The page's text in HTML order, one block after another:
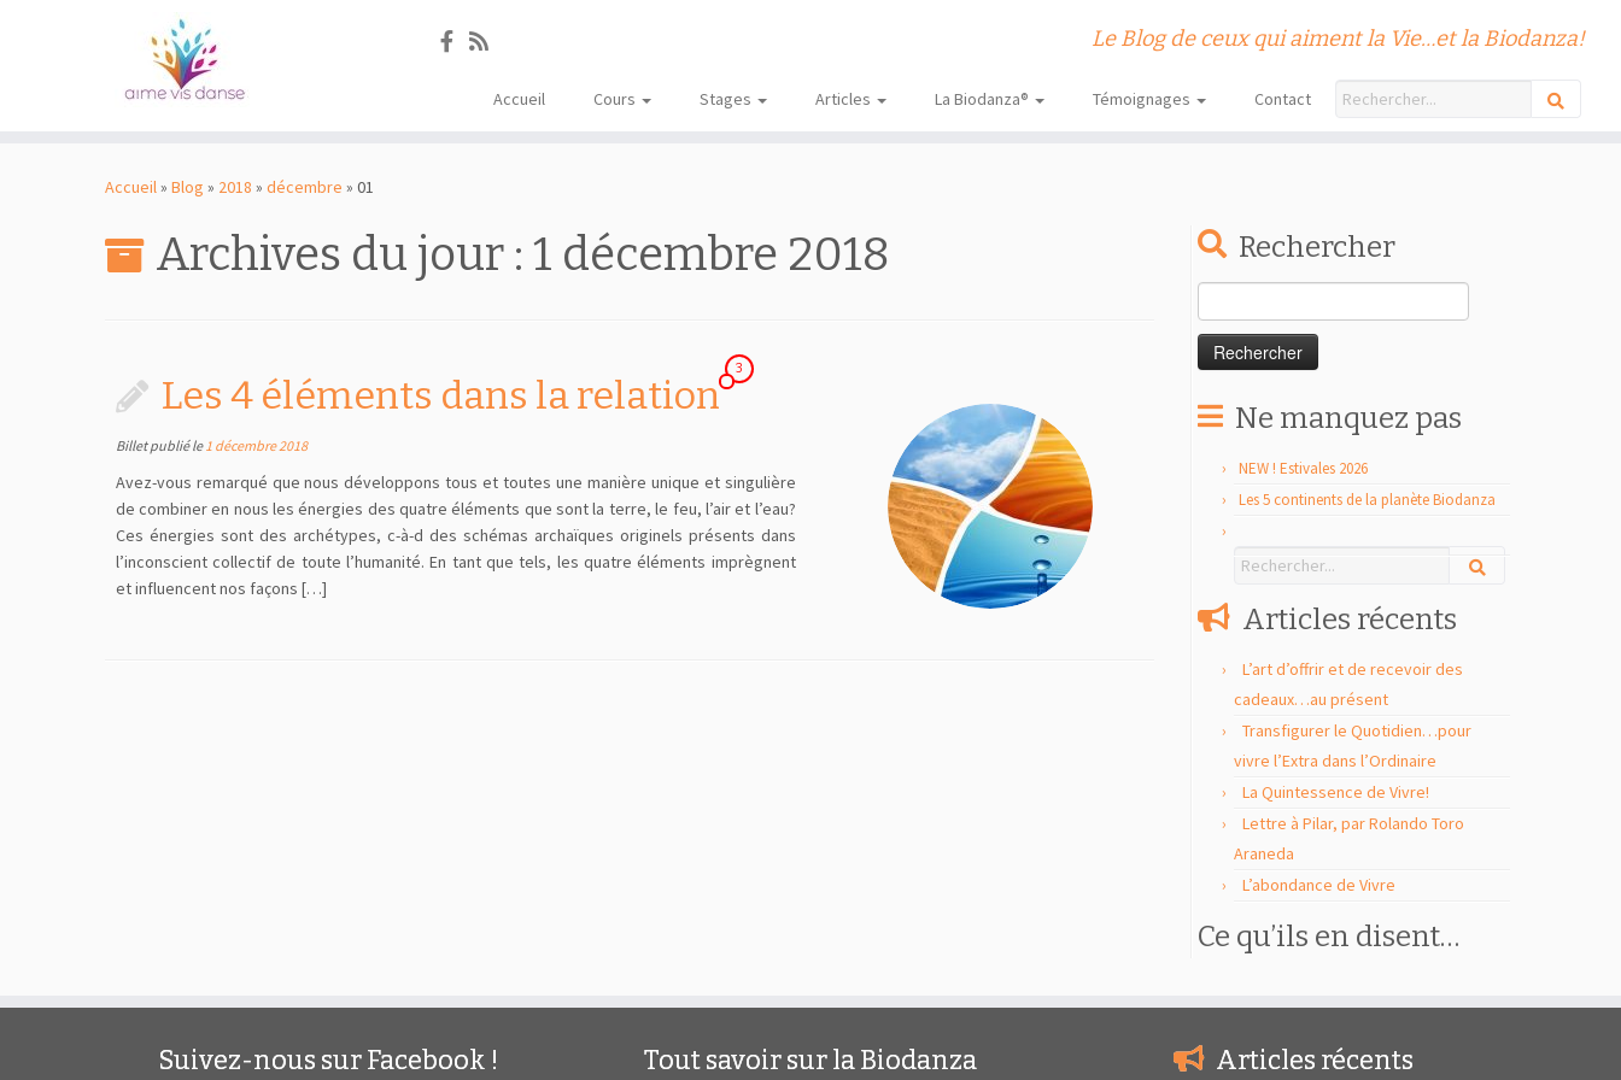
Le Blog de ceux qui aiment la Vie…et la Biodanza!
Accueil Cours Stages Articles La Biodanza® Témoignages Contact
Accueil» Blog » 2018 » décembre » 01
Archives du jour : 1 décembre 2018
Les 4 éléments dans la relation
3
Billet publié le1 décembre 2018
Avez-vous remarqué que nous développons tous et toutes une manière unique et singulière
de combiner en nous les énergies des quatre éléments que sont la terre, le feu, l’air et l’eau?
Ces énergies sont des archétypes, c-à-d des schémas archaïques originels présents dans
l’inconscient collectif de toute l’humanité. En tant que tels, les quatre éléments imprègnent
et influencent nos façons […]
Rechercher
Ne manquez pas
NEW ! Estivales 2026
Les 5 continents de la planète Biodanza
Articles récents
L’art d’offrir et de recevoir des
cadeaux…au présent
Transfigurer le Quotidien…pour
vivre l’Extra dans l’Ordinaire
La Quintessence de Vivre!
Lettre à Pilar, par Rolando Toro
Araneda
L’abondance de Vivre
Ce qu’ils en disent…
Suivez-nous sur Facebook ! Tout savoir sur la Biodanza Articles récents